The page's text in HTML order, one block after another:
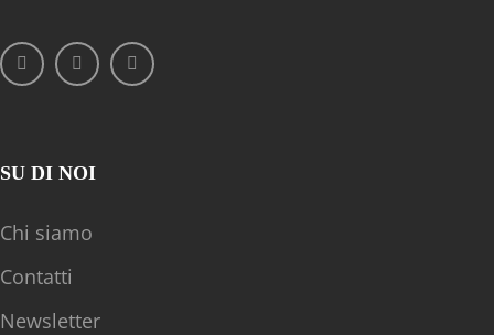
SU DI NOI
Chi siamo
Contatti
Newsletter